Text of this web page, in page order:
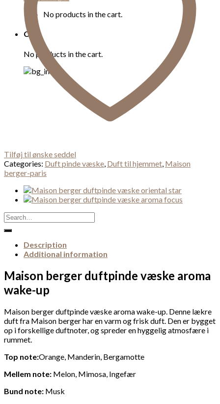
No products in the cart.
Cart
No products in the cart.
Tilføj til ønske seddel
Categories: Duft pinde væske, Duft til hjemmet, Maison
berger-paris
Search
for:
Description
Additional information
Maison berger duftpinde væske aroma
wake-up
Maison berger duftpinde væske aroma wake-up. Denne lækre
duft fra Maison berger har en varm og frisk duft. Den er bygget
op i forskellige duftnoter, og spreder en hyggelig atmosfære i
rummet.
Top note:Orange, Manderin, Bergamotte
Mellem note: Melon, Mimosa, Ingefær
Bund note: Musk